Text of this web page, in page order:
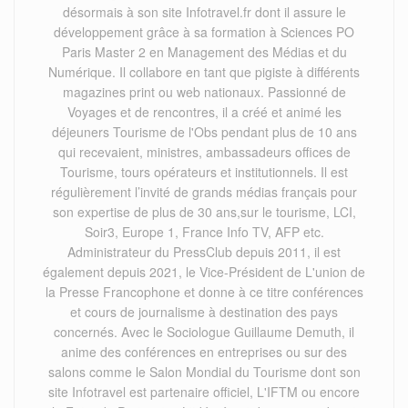
désormais à son site Infotravel.fr dont il assure le
développement grâce à sa formation à Sciences PO
Paris Master 2 en Management des Médias et du
Numérique. Il collabore en tant que pigiste à différents
magazines print ou web nationaux. Passionné de
Voyages et de rencontres, il a créé et animé les
déjeuners Tourisme de l'Obs pendant plus de 10 ans
qui recevaient, ministres, ambassadeurs offices de
Tourisme, tours opérateurs et institutionnels. Il est
régulièrement l’invité de grands médias français pour
son expertise de plus de 30 ans,sur le tourisme, LCI,
Soir3, Europe 1, France Info TV, AFP etc.
Administrateur du PressClub depuis 2011, il est
également depuis 2021, le Vice-Président de L'union de
la Presse Francophone et donne à ce titre conférences
et cours de journalisme à destination des pays
concernés. Avec le Sociologue Guillaume Demuth, il
anime des conférences en entreprises ou sur des
salons comme le Salon Mondial du Tourisme dont son
site Infotravel est partenaire officiel, L'IFTM ou encore